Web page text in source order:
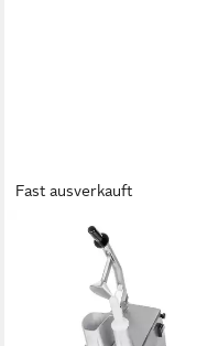
Fast ausverkauft
ROYAL CATERING
Gemüseschneider Zerkleiner
elektrisch 5 Scheiben
Raspelscheiben
Würfelscheiben Pommes